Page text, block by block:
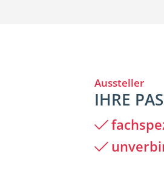
Aussteller
IHRE